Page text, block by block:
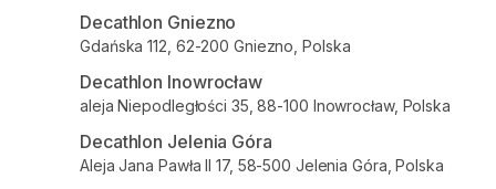
Decathlon Gniezno
Gdańska 112, 62-200 Gniezno, Polska
Decathlon Inowrocław
aleja Niepodległości 35, 88-100 Inowrocław, Polska
Decathlon Jelenia Góra
Aleja Jana Pawła II 17, 58-500 Jelenia Góra, Polska